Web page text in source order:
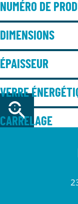
NUMÉRO DE
DIMENSIONS
ÉPAISSEUR
VERRE
CARRELAGE